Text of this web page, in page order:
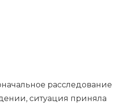
расследование
ситуация приняла